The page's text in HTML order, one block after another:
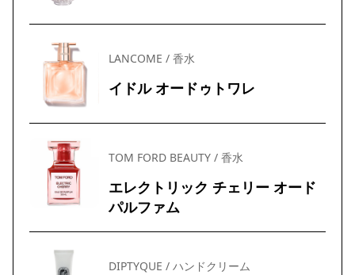
LANCOME / 香水
イドル オードゥトワレ
TOM FORD BEAUTY / 香水
エレクトリック チェリー オード
パルファム
DIPTYQUE / ハンドクリーム